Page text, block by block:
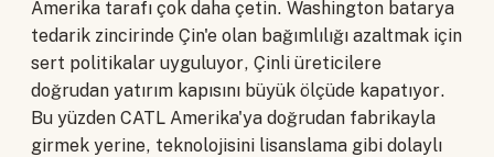
Amerika tarafı çok daha çetin. Washington batarya
tedarik zincirinde Çin'e olan bağımlılığı azaltmak için
sert politikalar uyguluyor, Çinli üreticilere
doğrudan yatırım kapısını büyük ölçüde kapatıyor.
Bu yüzden CATL Amerika'ya doğrudan fabrikayla
girmek yerine, teknolojisini lisanslama gibi dolaylı